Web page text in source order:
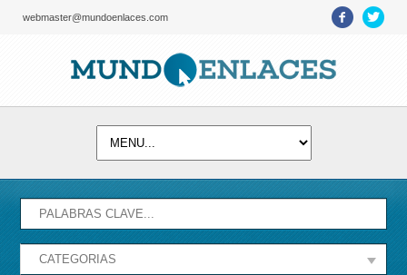
webmaster@mundoenlaces.com